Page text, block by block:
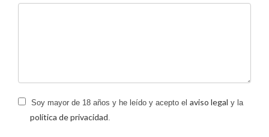
Soy mayor de 18 años y he leído y acepto el aviso legal y la
política de privacidad